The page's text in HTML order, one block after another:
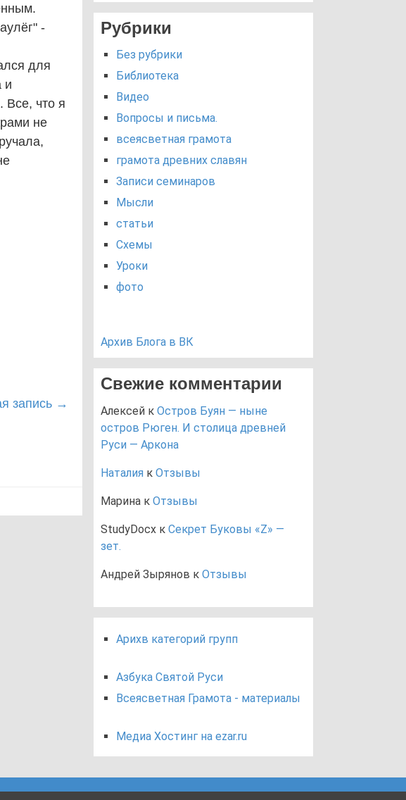
-
для
и
Все, что я
не
запись →
Рубрики
Без рубрики
Библиотека
Видео
Вопросы и письма.
всеясветная грамота
грамота древних славян
Записи семинаров
Мысли
статьи
Схемы
Уроки
фото
Архив Блога в ВК
Свежие комментарии
Алексей к Остров Буян — ныне
остров Рюген. И столица древней
Руси — Аркона
Наталия к Отзывы
Марина к Отзывы
StudyDocx к Секрет Буковы «Z» —
зет.
Андрей Зырянов к Отзывы
Арихв категорий групп
Азбука Святой Руси
Всеясветная Грамота - материалы
Медиа Хостинг на ezar.ru